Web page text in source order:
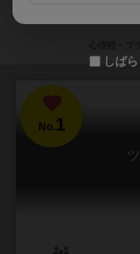
No.1
しば